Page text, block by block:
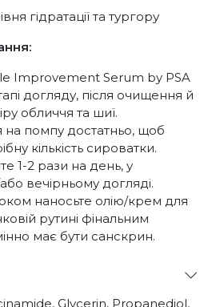
гідратації та тургору
Improvement Serum by PSA
догляду, після очищення й
обличчя та шиї.
на помпу достатньо, щоб
кількість сироватки.
1-2 рази на день, у
вечірньому догляді.
наносьте олію/крем для
рутині фінальним
має бути санскрин.
Glycerin, Propanediol,